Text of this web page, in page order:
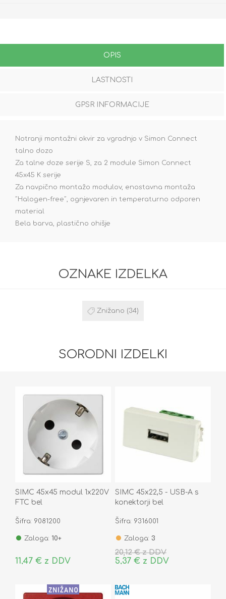
OPIS
LASTNOSTI
GPSR INFORMACIJE
Notranji montažni okvir za vgradnjo v Simon Connect
talno dozo
Za talne doze serije S, za 2 module Simon Connect
45x45 K serije
Za navpično montažo modulov, enostavna montaža
˝Halogen-free˝, ognjevaren in temperaturno odporen
material
Bela barva, plastično ohišje
OZNAKE IZDELKA
Znižano (34)
SORODNI IZDELKI
SIMC 45x45 modul 1x220V
FTC bel
Šifra: 9081200
Zaloga: 10+
11,47 € z DDV
SIMC 45x22,5 - USB-A s
konektorji bel
Šifra: 9316001
Zaloga: 3
20,12 € z DDV
5,37 € z DDV